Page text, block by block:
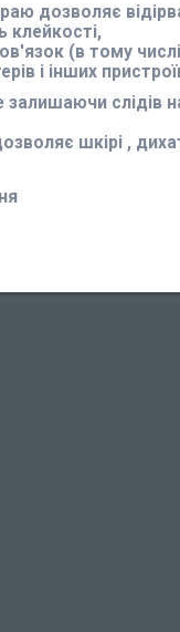
дозволяє
клейкості,
(в тому
і інших
слідів
шкірі ,